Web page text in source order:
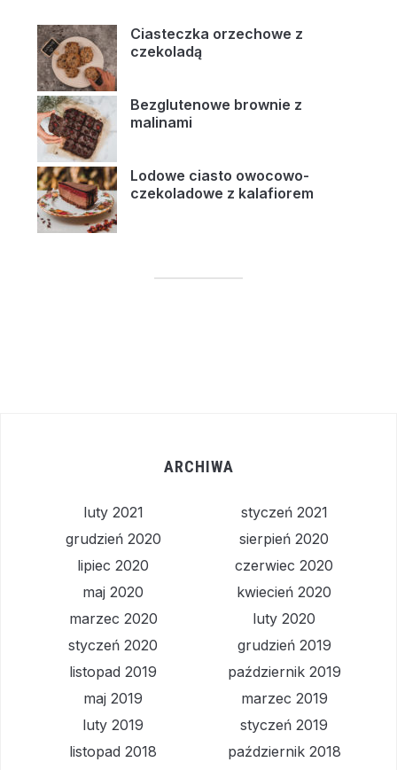
Ciasteczka orzechowe z
czekoladą
Bezglutenowe brownie z
malinami
Lodowe ciasto owocowo-
czekoladowe z kalafiorem
ARCHIWA
luty 2021
styczeń 2021
grudzień 2020
sierpień 2020
lipiec 2020
czerwiec 2020
maj 2020
kwiecień 2020
marzec 2020
luty 2020
styczeń 2020
grudzień 2019
listopad 2019
październik 2019
maj 2019
marzec 2019
luty 2019
styczeń 2019
listopad 2018
październik 2018